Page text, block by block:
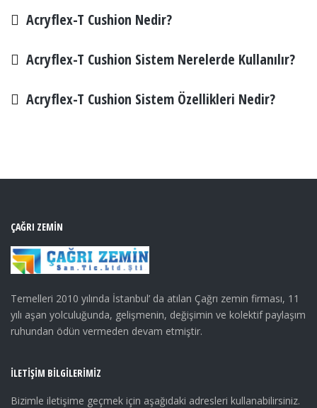
Acryflex-T Cushion Nedir?
Acryflex-T Cushion Sistem Nerelerde Kullanılır?
Acryflex-T Cushion Sistem Özellikleri Nedir?
ÇAĞRI ZEMIN
Temelleri 2010 yılında İstanbul’ da atılan Çağrı zemin firması, 11
yılı aşan yolculuğunda, gelişmenin, değişimin ve kolektif paylaşım
ruhundan ödün vermeden devam etmiştir.
İLETIŞIM BILGILERIMIZ
Bizimle iletişime geçmek için aşağıdaki adresleri kullanabilirsiniz.